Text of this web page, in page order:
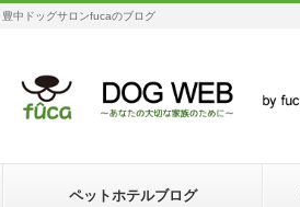
豊中ドッグサロンfucaのブログ
ペットホテルブログ